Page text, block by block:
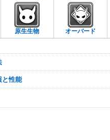
原生生物 オーバード
と性能